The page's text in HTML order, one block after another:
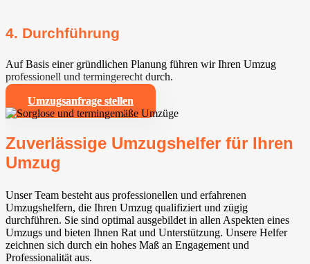
4. Durchführung
Auf Basis einer gründlichen Planung führen wir Ihren Umzug
professionell und termingerecht durch.
Umzugsanfrage stellen
Zuverlässige Umzugshelfer für Ihren
Umzug
Unser Team besteht aus professionellen und erfahrenen
Umzugshelfern, die Ihren Umzug qualifiziert und zügig
durchführen. Sie sind optimal ausgebildet in allen Aspekten eines
Umzugs und bieten Ihnen Rat und Unterstützung. Unsere Helfer
zeichnen sich durch ein hohes Maß an Engagement und
Professionalität aus.